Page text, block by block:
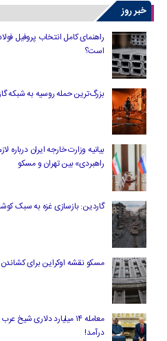
خبر روز
راهنمای کامل انتخاب پروفیل
است؟
بزرگ‌ترین حمله روسیه به شبکه
بیانیه وزارت خارجه ایران
راهبردی» بین تهران و مسکو
گاردین: بازسازی غزه به سبک
مسکو نقشه اوکراین برای کشاندن
معامله ۱۴ میلیارد دلاری
درآمد!